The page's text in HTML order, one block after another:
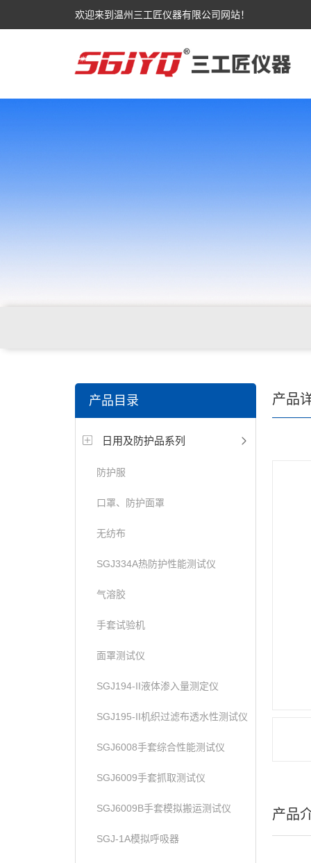
欢迎来到温州三工匠仪器有限公司网站！
电缆，包装材料，箱包等行业
产品目录
日用及防护品系列
防护服
口罩、防护面罩
无纺布
SGJ334A热防护性能测试仪
气溶胶
手套试验机
面罩测试仪
SGJ194-II液体渗入量测定仪
SGJ195-II机织过滤布透水性测试仪
SGJ6008手套综合性能测试仪
SGJ6009手套抓取测试仪
SGJ6009B手套模拟搬运测试仪
SGJ-1A模拟呼吸器
产品
产品